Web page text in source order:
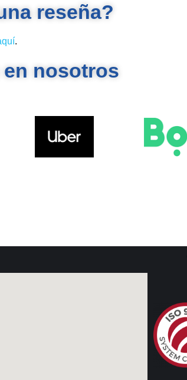
reseña?
.
nosotros